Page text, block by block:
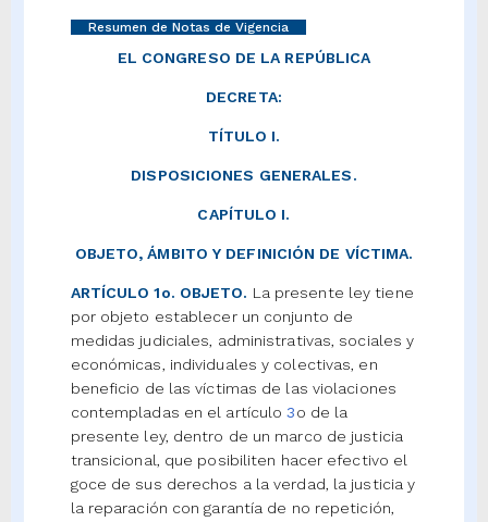
Resumen de Notas de Vigencia
EL CONGRESO DE LA REPÚBLICA
DECRETA:
TÍTULO I.
DISPOSICIONES GENERALES.
CAPÍTULO I.
OBJETO, ÁMBITO Y DEFINICIÓN DE VÍCTIMA.
ARTÍCULO 1o. OBJETO. La presente ley tiene
por objeto establecer un conjunto de
medidas judiciales, administrativas, sociales y
económicas, individuales y colectivas, en
beneficio de las víctimas de las violaciones
contempladas en el artículo3o de la
presente ley, dentro de un marco de justicia
transicional, que posibiliten hacer efectivo el
goce de sus derechos a la verdad, la justicia y
la reparación con garantía de no repetición,